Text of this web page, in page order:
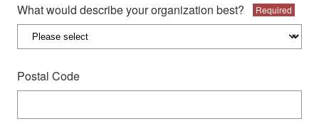
What would describe your organization best? Required
Postal Code